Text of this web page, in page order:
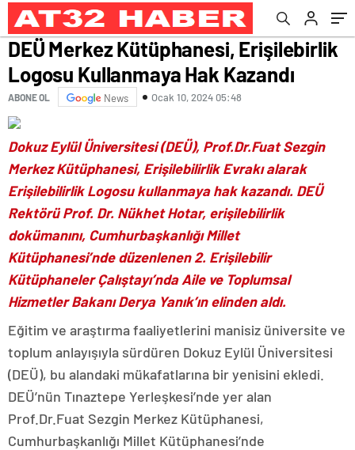
DEÜ Merkez Kütüphanesi, Erişilebirlik
Logosu Kullanmaya Hak Kazandı
ABONE OL News Ocak 10, 2024 05:48
Dokuz Eylül Üniversitesi (DEÜ), Prof.Dr.Fuat Sezgin
Merkez Kütüphanesi, Erişilebilirlik Evrakı alarak
Erişilebilirlik Logosu kullanmaya hak kazandı. DEÜ
Rektörü Prof. Dr. Nükhet Hotar, erişilebilirlik
dokümanını, Cumhurbaşkanlığı Millet
Kütüphanesi’nde düzenlenen 2. Erişilebilir
Kütüphaneler Çalıştayı’nda Aile ve Toplumsal
Hizmetler Bakanı Derya Yanık’ın elinden aldı.
Eğitim ve araştırma faaliyetlerini manisiz üniversite ve
toplum anlayışıyla sürdüren Dokuz Eylül Üniversitesi
(DEÜ), bu alandaki mükafatlarına bir yenisini ekledi.
DEÜ’nün Tınaztepe Yerleşkesi’nde yer alan
Prof.Dr.Fuat Sezgin Merkez Kütüphanesi,
Cumhurbaşkanlığı Millet Kütüphanesi’nde